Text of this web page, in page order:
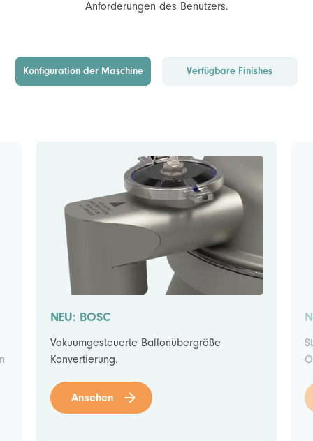
Anforderungen des Benutzers.
Konfiguration der Maschine Verfügbare Finishes
NEU: BOSC
Vakuumgesteuerte Ballonübergröße
Konvertierung.
Ansehen